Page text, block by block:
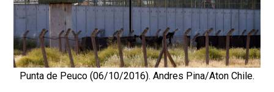
Punta de Peuco (06/10/2016). Andres Pina/Aton Chile.